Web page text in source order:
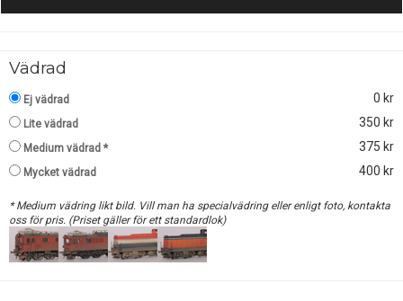
Vädrad
Ej vädrad 0 kr
Lite vädrad 350 kr
Medium vädrad * 375 kr
Mycket vädrad 400 kr
* Medium vädring likt bild. Vill man ha specialvädring eller enligt foto, kontakta
oss för pris. (Priset gäller för ett standardlok)